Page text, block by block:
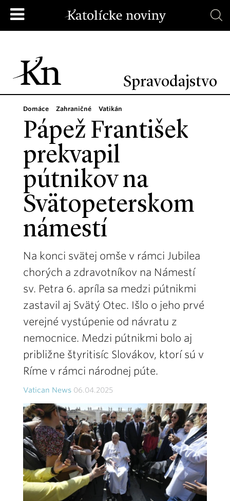
Spravodajstvo
Domáce Zahraničné Vatikán
Pápež František
prekvapil
pútnikov na
Svätopeterskom
námestí
Na konci svätej omše v rámci Jubilea
chorých a zdravotníkov na Námestí
sv. Petra 6. apríla sa medzi pútnikmi
zastavil aj Svätý Otec. Išlo o jeho prvé
verejné vystúpenie od návratu z
nemocnice. Medzi pútnikmi bolo aj
približne štyritisíc Slovákov, ktorí sú v
Ríme v rámci národnej púte.
Vatican News 06.04.2025